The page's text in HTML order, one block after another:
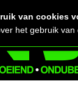
van cookies
het gebruik